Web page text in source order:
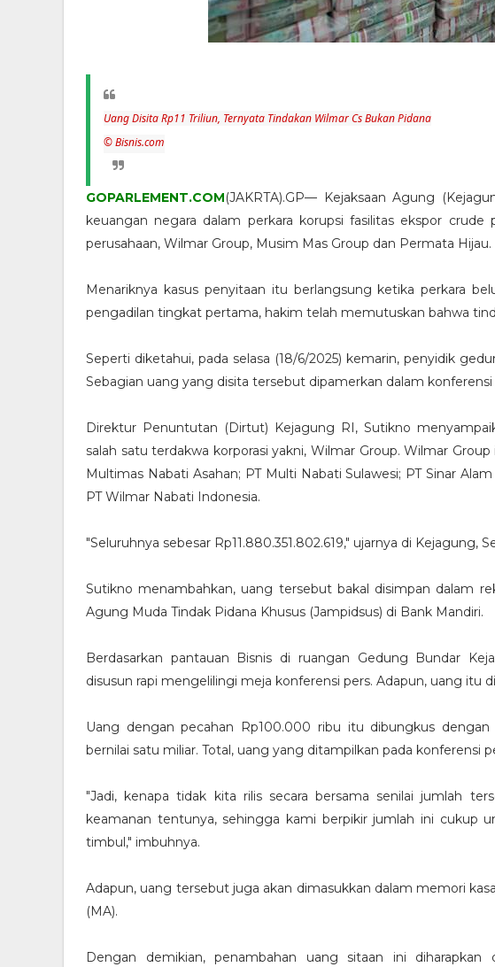
Uang Disita Rp11 Triliun, Ternyata Tindakan Wilmar Cs Bukan Pidana
© Bisnis.com
GOPARLEMENT.COM(JAKRTA).GP— Kejaksaan Agung
keuangan negara dalam perkara korupsi fasilitas ekspor
perusahaan, Wilmar Group, Musim Mas Group dan Permata Hijau.
Menariknya kasus penyitaan itu berlangsung ketika perkara
pengadilan tingkat pertama, hakim telah memutuskan bahwa
Seperti diketahui, pada selasa (18/6/2025) kemarin, penyidik
Sebagian uang yang disita tersebut dipamerkan dalam konferensi
Direktur Penuntutan (Dirtut) Kejagung RI, Sutikno
salah satu terdakwa korporasi yakni, Wilmar Group. Wilmar
Multimas Nabati Asahan; PT Multi Nabati Sulawesi; PT Sinar
PT Wilmar Nabati Indonesia.
"Seluruhnya sebesar Rp11.880.351.802.619," ujarnya di Kejagung,
Sutikno menambahkan, uang tersebut bakal disimpan dalam
Agung Muda Tindak Pidana Khusus (Jampidsus) di Bank Mandiri.
Berdasarkan pantauan Bisnis di ruangan Gedung Bundar
disusun rapi mengelilingi meja konferensi pers. Adapun, uang itu
Uang dengan pecahan Rp100.000 ribu itu dibungkus
bernilai satu miliar. Total, uang yang ditampilkan pada konferensi
"Jadi, kenapa tidak kita rilis secara bersama senilai jumlah
keamanan tentunya, sehingga kami berpikir jumlah ini cukup
timbul," imbuhnya.
Adapun, uang tersebut juga akan dimasukkan dalam memori
(MA).
Dengan demikian, penambahan uang sitaan ini